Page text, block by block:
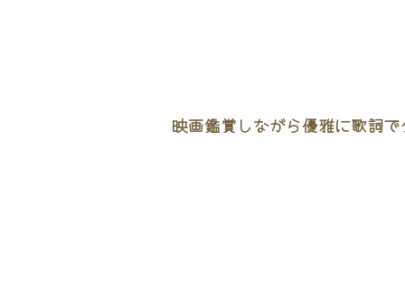
映画鑑賞しながら優雅に歌詞